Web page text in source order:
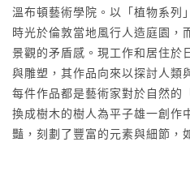
溫布頓藝術學院。以「植物系列
時光於倫敦當地風行人造庭園，
景觀的矛盾感。現工作和居住於
與雕塑，其作品向來以探討人類
每件作品都是藝術家對於自然的
換成樹木的樹人為平子雄一創作
豔，刻劃了豐富的元素與細節，